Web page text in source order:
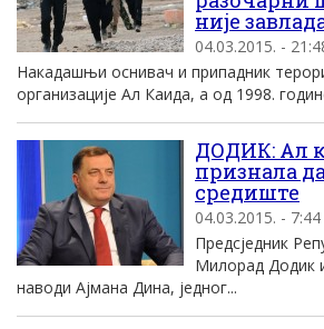
није
04.03.2015. -
Накадашњи оснивач и припадник
организације Ал Каида, а од 1998.
ДОДИК: Ал
признала
средиште
04.03.2015. - 7:44
Предсједник
Милорад Додик
наводи Ајмана Дина, једног...